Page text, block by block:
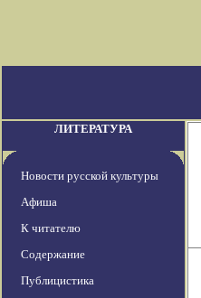
ЛИТЕРАТУРА
Новости русской культуры
Афиша
К читателю
Содержание
Публицистика